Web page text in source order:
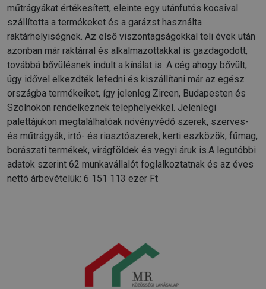
műtrágyákat értékesített, eleinte egy utánfutós kocsival
szállította a termékeket és a garázst használta
raktárhelyiségnek. Az első viszontagságokkal teli évek után
azonban már raktárral és alkalmazottakkal is gazdagodott,
továbbá bővülésnek indult a kínálat is. A cég ahogy bővült,
úgy idővel elkezdték lefedni és kiszállítani már az egész
országba termékeiket, így jelenleg Zircen, Budapesten és
Szolnokon rendelkeznek telephelyekkel. Jelenlegi
palettájukon megtalálhatóak növényvédő szerek, szerves-
és műtrágyák, irtó- és riasztószerek, kerti eszközök, fűmag,
borászati termékek, virágföldek és vegyi áruk is.A legutóbbi
adatok szerint 62 munkavállalót foglalkoztatnak és az éves
nettó árbevételük: 6 151 113 ezer Ft